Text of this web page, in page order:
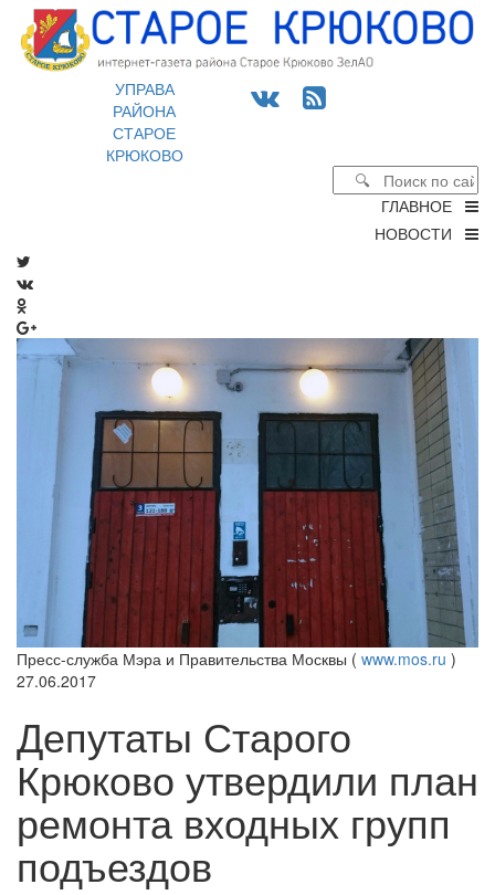
УПРАВА
РАЙОНА
СТАРОЕ
КРЮКОВО
ГЛАВНОЕ
НОВОСТИ
Пресс-служба Мэра и Правительства Москвы ( www.mos.ru )
27.06.2017
Депутаты Старого
Крюково утвердили план
ремонта входных групп
подъездов